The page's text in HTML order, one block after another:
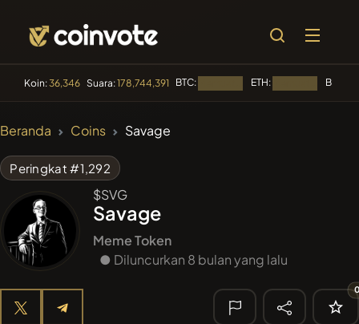
Koin:36,346 Suara:178,744,391 BTC: ETH: BNB:
SmartleCo SLCT
#252
PERFI PEEFITOKEN
#1092
Beranda Coins Savage
Peringkat #1,292
$SVG
Savage
Meme Token
● Diluncurkan 8 bulan yang lalu